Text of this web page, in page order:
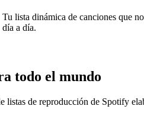
Tu lista dinámica de canciones que
día a día.
todo el mundo
listas de reproducción de Spotify